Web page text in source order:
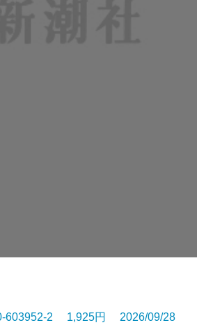
603952-2 1,925円 2026/09/28